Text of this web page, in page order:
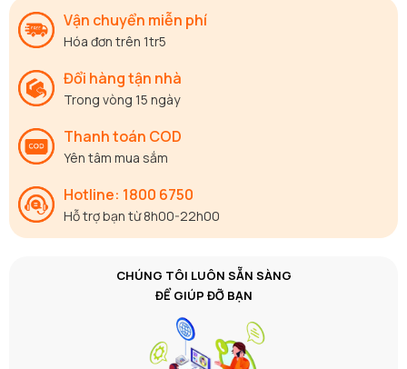
Vận chuyển miễn phí
Hóa đơn trên 1tr5
Đổi hàng tận nhà
Trong vòng 15 ngày
Thanh toán COD
Yên tâm mua sắm
Hotline: 1800 6750
Hỗ trợ bạn từ 8h00-22h00
CHÚNG TÔI LUÔN SẴN SÀNG
ĐỂ GIÚP ĐỠ BẠN